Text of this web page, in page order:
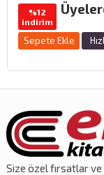
%12
indirim
Sepete Ekle
Size özelfırsatlarve